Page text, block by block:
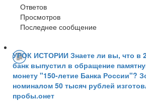
Ответов
Просмотров
Последнее сообщение
УРОК ИСТОРИИ Знаете ли вы, что в
банк выпустил в обращение
монету "150-летие Банка России"?
номиналом 50 тысяч рублей
пробы.онет